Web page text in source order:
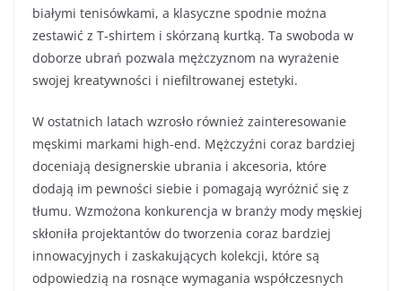
białymi tenisówkami, a klasyczne spodnie można
zestawić z T-shirtem i skórzaną kurtką. Ta swoboda w
doborze ubrań pozwala mężczyznom na wyrażenie
swojej kreatywności i niefiltrowanej estetyki.
W ostatnich latach wzrosło również zainteresowanie
męskimi markami high-end. Mężczyźni coraz bardziej
doceniają designerskie ubrania i akcesoria, które
dodają im pewności siebie i pomagają wyróżnić się z
tłumu. Wzmożona konkurencja w branży mody męskiej
skłoniła projektantów do tworzenia coraz bardziej
innowacyjnych i zaskakujących kolekcji, które są
odpowiedzią na rosnące wymagania współczesnych